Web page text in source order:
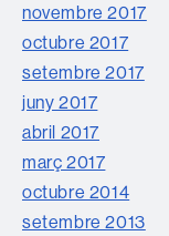
novembre 2017
octubre 2017
setembre 2017
juny 2017
abril 2017
març 2017
octubre 2014
setembre 2013